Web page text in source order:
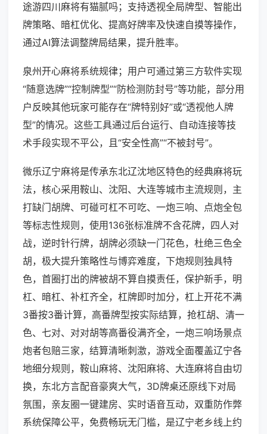
途游四川麻将有猫腻吗；支持透视全局牌型、智能出
牌策略、暗杠优化、提高好牌率及快速自摸等操作，
通过AI算法调整牌局结果，提升胜率。
泉州开心麻将系统规律；用户可通过第三方软件实现
“随意选牌”“控制牌型”“防检测防封号”等功能，部分用
户反映其他玩家可能存在“牌特别好”或“透视他人牌
型”的情况。这些工具通过后台运行、自动连接等技
术手段实现不平公，且“安全性高”“不被封号”。
微乐辽宁麻将是传承东北辽沈地区特色的经典麻将玩
法，核心采用鞍山、沈阳、大连等城市主流规则，主
打缺门胡牌、可碰可杠不可吃、一炮三响、点炮全包
等标志性规则，使用136张标准牌不含花牌，四人对
战，逆时针行牌，胡牌必须缺一门花色，杜绝三色全
胡，极大提升策略性与博弈难度，下炮规则独具特
色，首圈打出的牌被胡不算自摸责任，保护新手，明
杠、暗杠、补杠齐全，杠牌即时加分，杠上开花不满
3番按3番计算，高番牌型按实际结算，抢杠胡、清一
色、七对、对对胡等高番役满齐全，一炮三响场景点
炮者包赔三家，结算清晰刺激，游戏全面覆盖辽宁各
地细分规则，鞍山麻将、沈阳麻将、大连麻将自由切
换，东北方言配音豪爽大气，3D牌桌还原线下对局
氛围，亲友圈一键建房、实时语音互动，双重防作弊
系统保障公平，免费畅玩无门槛，是辽宁老乡线上约